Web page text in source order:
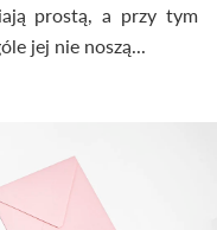
prostą, a przy tym
jej nie noszą...